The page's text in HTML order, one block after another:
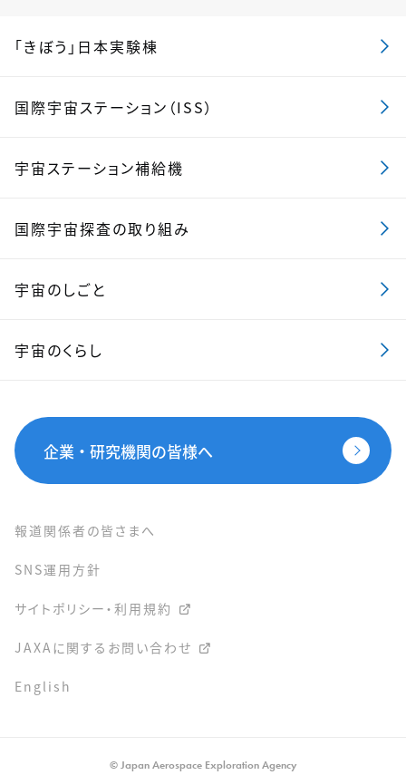
「きぼう」日本実験棟
国際宇宙ステーション（ISS）
宇宙ステーション補給機
国際宇宙探査の取り組み
宇宙のしごと
宇宙のくらし
企業・研究機関の皆様へ
報道関係者の皆さまへ
SNS運用方針
サイトポリシー・利用規約
JAXAに関するお問い合わせ
English
© Japan Aerospace Exploration Agency